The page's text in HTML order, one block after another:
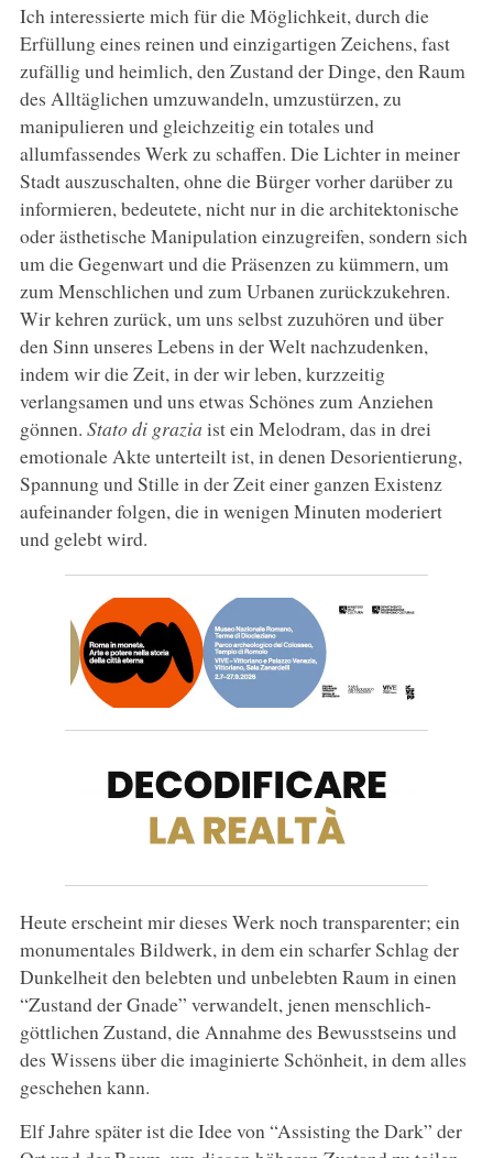
Ich interessierte mich für die Möglichkeit, durch die
Erfüllung eines reinen und einzigartigen Zeichens, fast
zufällig und heimlich, den Zustand der Dinge, den Raum
des Alltäglichen umzuwandeln, umzustürzen, zu
manipulieren und gleichzeitig ein totales und
allumfassendes Werk zu schaffen. Die Lichter in meiner
Stadt auszuschalten, ohne die Bürger vorher darüber zu
informieren, bedeutete, nicht nur in die architektonische
oder ästhetische Manipulation einzugreifen, sondern sich
um die Gegenwart und die Präsenzen zu kümmern, um
zum Menschlichen und zum Urbanen zurückzukehren.
Wir kehren zurück, um uns selbst zuzuhören und über
den Sinn unseres Lebens in der Welt nachzudenken,
indem wir die Zeit, in der wir leben, kurzzeitig
verlangsamen und uns etwas Schönes zum Anziehen
gönnen. Stato di grazia ist ein Melodram, das in drei
emotionale Akte unterteilt ist, in denen Desorientierung,
Spannung und Stille in der Zeit einer ganzen Existenz
aufeinander folgen, die in wenigen Minuten moderiert
und gelebt wird.
Heute erscheint mir dieses Werk noch transparenter; ein
monumentales Bildwerk, in dem ein scharfer Schlag der
Dunkelheit den belebten und unbelebten Raum in einen
“Zustand der Gnade” verwandelt, jenen menschlich-
göttlichen Zustand, die Annahme des Bewusstseins und
des Wissens über die imaginierte Schönheit, in dem alles
geschehen kann.
Elf Jahre später ist die Idee von “Assisting the Dark” der